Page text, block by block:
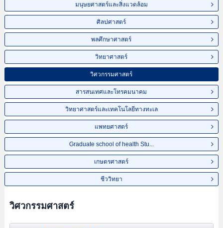
มนุษยศาสตร์และสิ่งแวดล้อม
ศิลปศาสตร์
พลศึกษาศาสตร์
วิทยาศาสตร์
วิศวกรรมศาสตร์
สารสนเทศและโทรคมนาคม
วิทยาศาสตร์และเทคโนโลยีทางทะเล
แพทยศาสตร์
Graduate school of health Stu...
เกษตรศาสตร์
ชีววิทยา
วิศวกรรมศาสตร์